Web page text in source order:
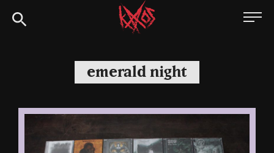
Siirry
suoraan
Kaaoszine
emerald night